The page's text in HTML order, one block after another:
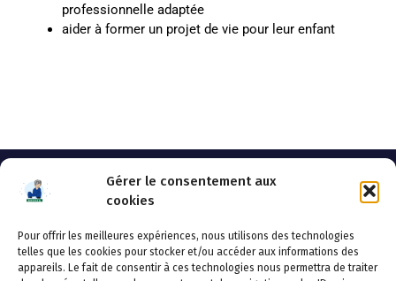
Gérer le consentement aux
cookies
Pour offrir les meilleures expériences, nous utilisons des technologies
telles que les cookies pour stocker et/ou accéder aux informations des
appareils. Le fait de consentir à ces technologies nous permettra de traiter
professionnelle adaptée
aider à former un projet de vie pour leur enfant
AHSSEA
Adresse postale : BP 20119 – 70002 VESOUL CEDEX